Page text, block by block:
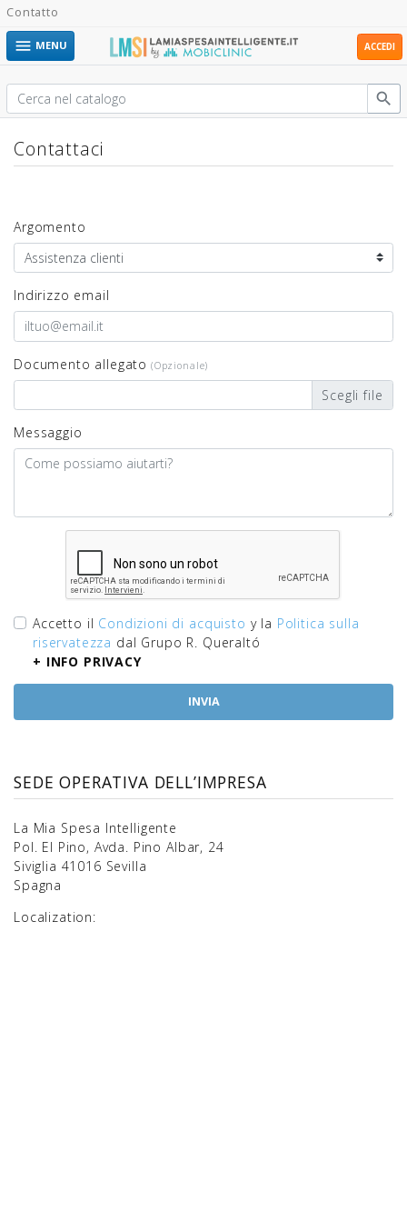
Contatto
 MENU ACCEDI

SEDE OPERATIVA DELL’IMPRESA
La Mia Spesa Intelligente
Pol. El Pino, Avda. Pino Albar, 24
Siviglia 41016 Sevilla
Spagna
Localization:
Contattaci
Argomento
Indirizzo email
Documento allegato (Opzionale)
Messaggio
Accetto il Condizioni di acquisto y la Politica sulla
riservatezza dal Grupo R. Queraltó
+ INFO PRIVACY